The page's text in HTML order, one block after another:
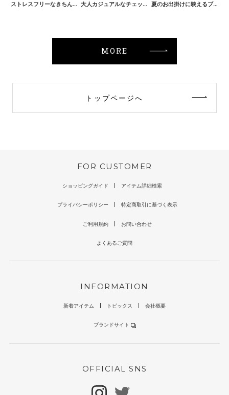
ストレスフリーなきちんとパンツ 大人カジュアルなチェックシャツ 夏のお出掛けに映えるブラウス
MORE
トップページへ
FOR CUSTOMER
ショッピングガイド アイテム詳細検索
プライバシーポリシー 特定商取引に基づく表示
ご利用規約 お問い合わせ
よくあるご質問
INFORMATION
新着アイテム トピックス 会社概要
ブランドサイト
OFFICIAL SNS